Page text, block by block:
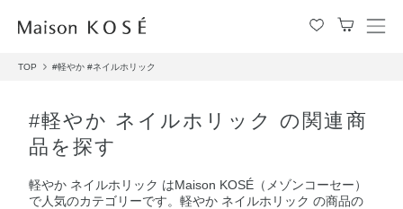
メ
TOP #軽やか #ネイルホリック
#軽やか ネイルホリック の関連商
品を探す
軽やか ネイルホリック はMaison KOSÉ（メゾンコーセー）
で人気のカテゴリーです。軽やか ネイルホリック の商品の